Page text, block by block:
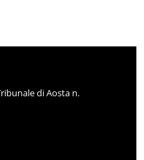
di Aosta n.